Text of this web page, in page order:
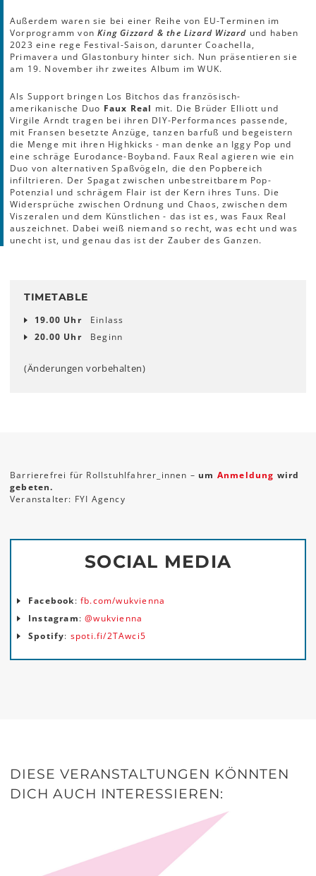
Außerdem waren sie bei einer Reihe von EU-Terminen im
Vorprogramm vonKing Gizzard & the Lizard Wizard und haben
2023 eine rege Festival-Saison, darunter Coachella,
Primavera und Glastonbury hinter sich. Nun präsentieren sie
am 19. November ihr zweites Album im WUK.
Als Support bringen Los Bitchos das französisch-
amerikanische Duo Faux Real mit. Die Brüder Elliott und
Virgile Arndt tragen bei ihren DIY-Performances passende,
mit Fransen besetzte Anzüge, tanzen barfuß und begeistern
die Menge mit ihren Highkicks - man denke an Iggy Pop und
eine schräge Eurodance-Boyband. Faux Real agieren wie ein
Duo von alternativen Spaßvögeln, die den Popbereich
infiltrieren. Der Spagat zwischen unbestreitbarem Pop-
Potenzial und schrägem Flair ist der Kern ihres Tuns. Die
Widersprüche zwischen Ordnung und Chaos, zwischen dem
Viszeralen und dem Künstlichen - das ist es, was Faux Real
auszeichnet. Dabei weiß niemand so recht, was echt und was
unecht ist, und genau das ist der Zauber des Ganzen.
TIMETABLE
19.00 Uhr
Einlass
20.00 Uhr
Beginn
(Änderungen vorbehalten)
Barrierefrei für Rollstuhlfahrer_innen – um Anmeldung wird
gebeten.
Veranstalter: FYI Agency
SOCIAL MEDIA
Facebook:fb.com/wukvienna
Instagram:@wukvienna
Spotify: spoti.fi/2TAwci5
DIESE VERANSTALTUNGEN KÖNNTEN
DICH AUCH INTERESSIEREN: